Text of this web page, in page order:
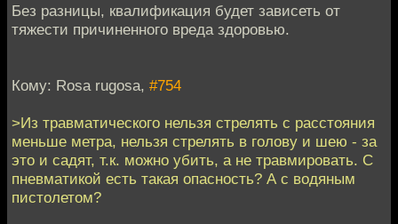
Без разницы, квалификация будет зависеть от
тяжести причиненного вреда здоровью.
Кому: Rosa rugosa, #754
>Из травматического нельзя стрелять с расстояния
меньше метра, нельзя стрелять в голову и шею - за
это и садят, т.к. можно убить, а не травмировать. С
пневматикой есть такая опасность? А с водяным
пистолетом?